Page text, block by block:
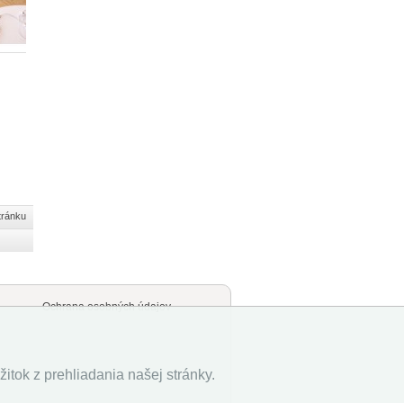
Ochrana osobných údajov
z prehliadania našej stránky.